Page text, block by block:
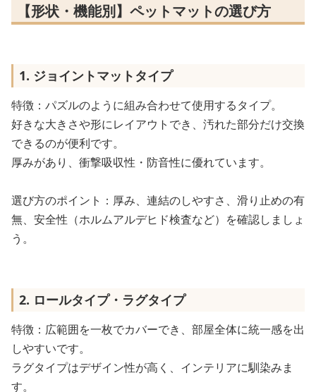
【形状・機能別】ペットマットの選び方
1. ジョイントマットタイプ
特徴：パズルのように組み合わせて使用するタイプ。
好きな大きさや形にレイアウトでき、汚れた部分だけ交換
できるのが便利です。
厚みがあり、衝撃吸収性・防音性に優れています。
選び方のポイント：厚み、連結のしやすさ、滑り止めの有
無、安全性（ホルムアルデヒド検査など）を確認しましょ
う。
2. ロールタイプ・ラグタイプ
特徴：広範囲を一枚でカバーでき、部屋全体に統一感を出
しやすいです。
ラグタイプはデザイン性が高く、インテリアに馴染みま
す。